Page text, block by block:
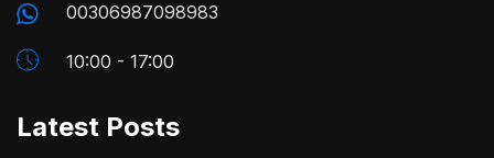
00306987098983
10:00 - 17:00
Latest Posts